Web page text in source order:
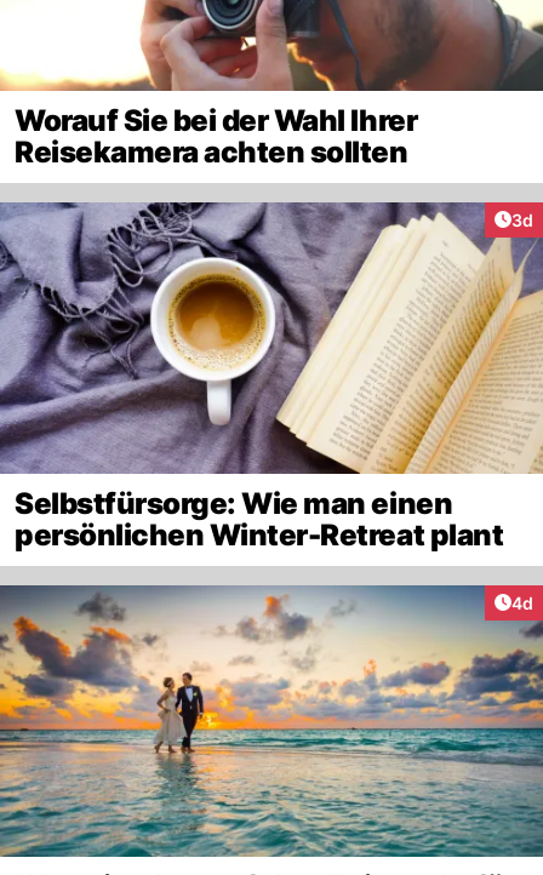
Worauf Sie bei der Wahl Ihrer
Reisekamera achten sollten
3d
Selbstfürsorge: Wie man einen
persönlichen Winter-Retreat plant
4d